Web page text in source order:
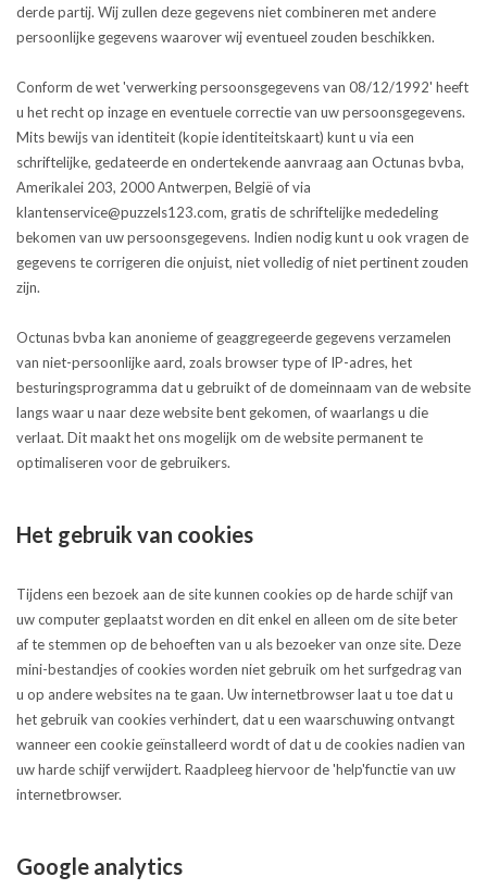
derde partij. Wij zullen deze gegevens niet combineren met andere
persoonlijke gegevens waarover wij eventueel zouden beschikken.
Conform de wet 'verwerking persoonsgegevens van 08/12/1992' heeft
u het recht op inzage en eventuele correctie van uw persoonsgegevens.
Mits bewijs van identiteit (kopie identiteitskaart) kunt u via een
schriftelijke, gedateerde en ondertekende aanvraag aan Octunas bvba,
Amerikalei 203, 2000 Antwerpen, België of via
klantenservice@puzzels123.com, gratis de schriftelijke mededeling
bekomen van uw persoonsgegevens. Indien nodig kunt u ook vragen de
gegevens te corrigeren die onjuist, niet volledig of niet pertinent zouden
zijn.
Octunas bvba kan anonieme of geaggregeerde gegevens verzamelen
van niet-persoonlijke aard, zoals browser type of IP-adres, het
besturingsprogramma dat u gebruikt of de domeinnaam van de website
langs waar u naar deze website bent gekomen, of waarlangs u die
verlaat. Dit maakt het ons mogelijk om de website permanent te
optimaliseren voor de gebruikers.
Het gebruik van cookies
Tijdens een bezoek aan de site kunnen cookies op de harde schijf van
uw computer geplaatst worden en dit enkel en alleen om de site beter
af te stemmen op de behoeften van u als bezoeker van onze site. Deze
mini-bestandjes of cookies worden niet gebruik om het surfgedrag van
u op andere websites na te gaan. Uw internetbrowser laat u toe dat u
het gebruik van cookies verhindert, dat u een waarschuwing ontvangt
wanneer een cookie geïnstalleerd wordt of dat u de cookies nadien van
uw harde schijf verwijdert. Raadpleeg hiervoor de 'help'functie van uw
internetbrowser.
Google analytics